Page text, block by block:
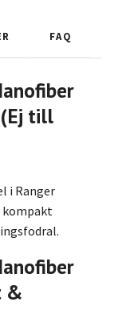
FAQ
(Ej till
i Ranger
kompakt
&